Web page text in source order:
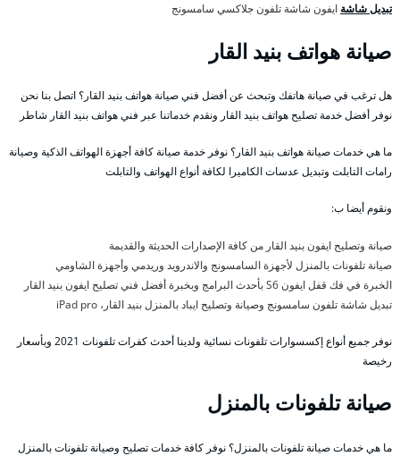
تبديل شاشة ايفون شاشة تلفون جلاكسي سامسونج
صيانة هواتف بنيد القار
هل ترغب في صيانة هاتفك وتبحث عن أفضل فني صيانة هواتف بنيد القار؟ اتصل بنا نحن
نوفر أفضل خدمة تصليح هواتف بنيد القار ونقدم خدماتنا عبر فني هواتف بنيد القار شاطر
ما هي خدمات صيانة هواتف بنيد القار؟ نوفر خدمة صيانة كافة أجهزة الهواتف الذكية وصيانة
رامات التابلت وتبديل عدسات الكاميرا لكافة أنواع الهواتف والتابلت
ونقوم أيضا ب:
صيانة وتصليح ايفون بنيد القار من كافة الإصدارات الحديثة والقديمة
صيانة تلفونات بالمنزل لأجهزة السامسونج والاندرويد وريدمي وأجهزة الشاومي
الخبرة في فك قفل ايفون S6 بأحدث البرامج وبخبرة أفضل فني تصليح ايفون بنيد القار
تبديل شاشة تلفون سامسونج وصيانة وتصليح ايباد بالمنزل بنيد القار، iPad pro
نوفر جميع أنواع إكسسوارات تلفونات نسائية ولدينا أحدث كفرات تلفونات 2021 وبأسعار
رخيصة
صيانة تلفونات بالمنزل
ما هي خدمات صيانة تلفونات بالمنزل؟ نوفر كافة خدمات تصليح وصيانة تلفونات بالمنزل